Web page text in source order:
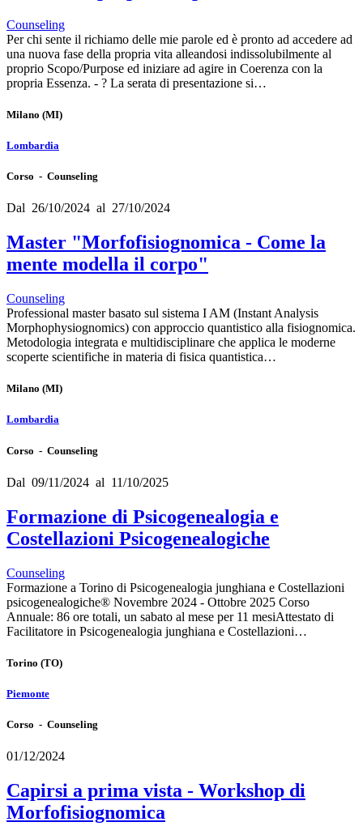
Counseling
Per chi sente il richiamo delle mie parole ed è pronto ad accedere ad
una nuova fase della propria vita alleandosi indissolubilmente al
proprio Scopo/Purpose ed iniziare ad agire in Coerenza con la
propria Essenza. - ? La serata di presentazione si…
Milano (MI)
Lombardia
Corso - Counseling
Dal 26/10/2024 al 27/10/2024
Master "Morfofisiognomica - Come la
mente modella il corpo"
Counseling
Professional master basato sul sistema I AM (Instant Analysis
Morphophysiognomics) con approccio quantistico alla fisiognomica.
Metodologia integrata e multidisciplinare che applica le moderne
scoperte scientifiche in materia di fisica quantistica…
Milano (MI)
Lombardia
Corso - Counseling
Dal 09/11/2024 al 11/10/2025
Formazione di Psicogenealogia e
Costellazioni Psicogenealogiche
Counseling
Formazione a Torino di Psicogenealogia junghiana e Costellazioni
psicogenealogiche® Novembre 2024 - Ottobre 2025 Corso
Annuale: 86 ore totali, un sabato al mese per 11 mesiAttestato di
Facilitatore in Psicogenealogia junghiana e Costellazioni…
Torino (TO)
Piemonte
Corso - Counseling
01/12/2024
Capirsi a prima vista - Workshop di
Morfofisiognomica